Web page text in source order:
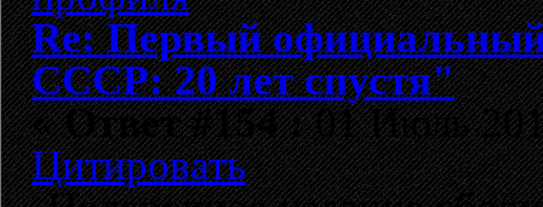
Re: Первый
СССР: 20 лет спустя"
«Ответ #154 :01 Июль
Цитировать